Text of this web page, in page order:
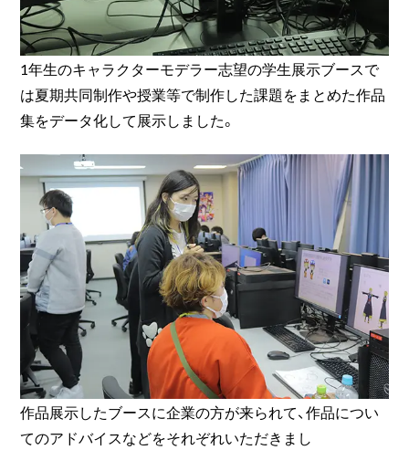
1年生のキャラクターモデラー志望の学生展示ブースで
は夏期共同制作や授業等で制作した課題をまとめた作品
集をデータ化して展示しました。
作品展示したブースに企業の方が来られて、作品につい
てのアドバイスなどをそれぞれいただきまし